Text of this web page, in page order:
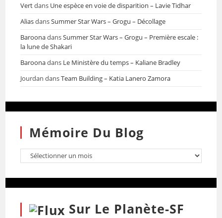
Vertdans Une espèce en voie de disparition – Lavie Tidhar
AliasdansSummer Star Wars – Grogu – Décollage
BaroonadansSummer Star Wars – Grogu – Première escale :
la lune de Shakari
Baroonadans Le Ministère du temps – Kaliane Bradley
Jourdan dansTeam Building – Katia Lanero Zamora
Mémoire Du Blog
Sur Le Planète-SF